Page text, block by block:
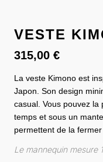
VESTE
315,00 €
La veste Kimono est
Japon. Son design
casual. Vous pouvez
temps et sous un
permettent de la
Le mannequin mesure